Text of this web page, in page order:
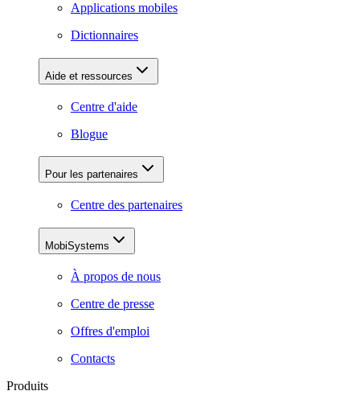
Applications mobiles
Dictionnaires
Aide et ressources
Centre d'aide
Blogue
Pour les partenaires
Centre des partenaires
MobiSystems
À propos de nous
Centre de presse
Offres d'emploi
Contacts
Produits